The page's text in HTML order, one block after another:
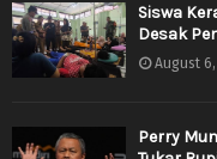
Siswa
Desak
August
Perry